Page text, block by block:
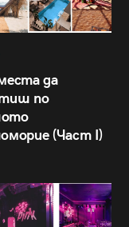
да
по
(Част I)